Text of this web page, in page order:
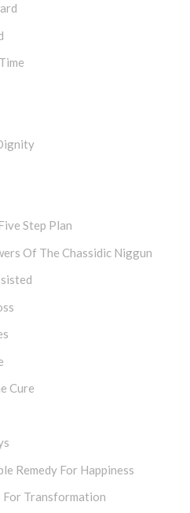
Step Plan
Of The Chassidic Niggun
Cure
Remedy For Happiness
Transformation